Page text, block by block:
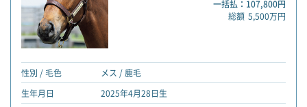
一括払：107,800円
総額 5,500万円
性別 / 毛色
メス / 鹿毛
生年月日
2025年4月28日生